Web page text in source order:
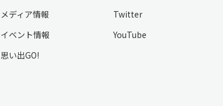
メディア情報
イベント情報
思い出GO!
Twitter
YouTube